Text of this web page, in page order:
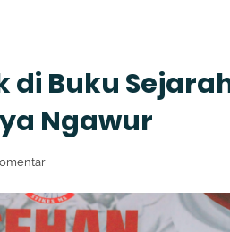
di Buku
Ngawur